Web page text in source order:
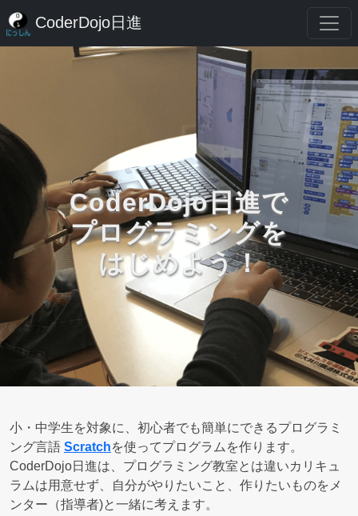
CoderDojo日進
CoderDojo日進で
プログラミングを
はじめよう！
小・中学生を対象に、初心者でも簡単にできるプログラミ
ング言語 Scratchを使ってプログラムを作ります。
CoderDojo日進は、プログラミング教室とは違いカリキュ
ラムは用意せず、自分がやりたいこと、作りたいものをメ
ンター（指導者)と一緒に考えます。